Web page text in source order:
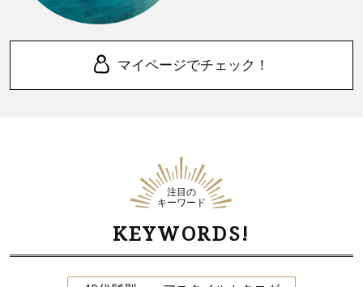
マイページでチェック！
注目の
キーワード
KEYWORDS!